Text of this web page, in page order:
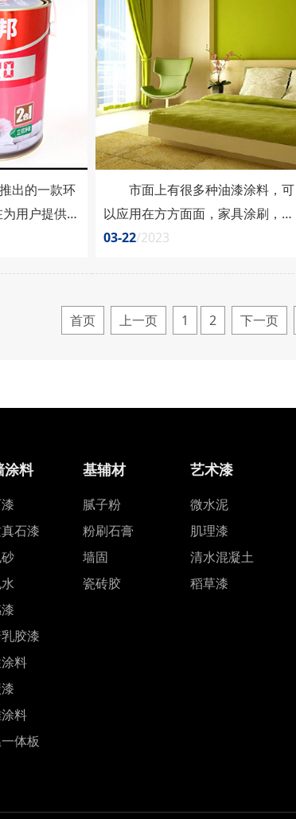
乳胶漆因其
......
气味和对人体健康有潜在危害的主
要原因。相比之下，普通漆通常
含......
出的一款环
用户提供更
的家居装修
立邦净
无甲醛、低
，对于家庭
市面上有很多种油漆涂料，可
以应用在方方面面，家具涂刷，墙
面涂刷，金属工具器械涂刷等等都
各大品牌商中，都说净味漆无异
味、无甲醛，这到底是真的吗?今
于室内装修，在室内装修的过程中
03-22/2023
首页 上一页 1 2 下一页
涂料
石漆
胶漆
料
料
体板
基辅材
腻子粉
粉刷石膏
墙固
瓷砖胶
艺术漆
微水泥
肌理漆
清水混凝土
稻草漆